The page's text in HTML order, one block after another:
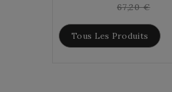
price
67,20 €
Tous Les Produits